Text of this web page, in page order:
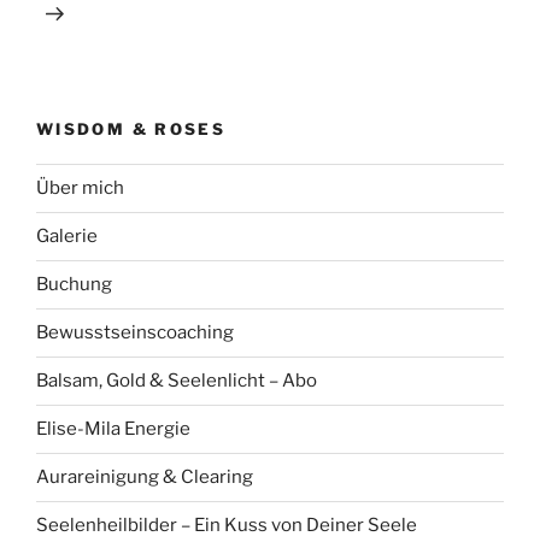
WISDOM & ROSES
Über mich
Galerie
Buchung
Bewusstseinscoaching
Balsam, Gold & Seelenlicht – Abo
Elise-Mila Energie
Aurareinigung & Clearing
Seelenheilbilder – Ein Kuss von Deiner Seele